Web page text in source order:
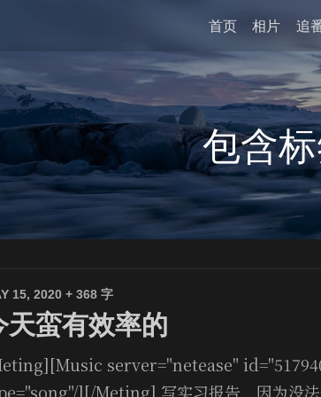
首页 相片 追
包含
15, 2020 + 368 字
天蛮有效率的
server="netease"
][/Meting] 写实习报告，因为没